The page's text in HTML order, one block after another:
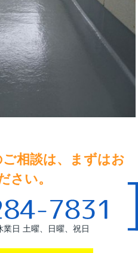
相談は、まずはお
さい。
日 土曜、日曜、祝日